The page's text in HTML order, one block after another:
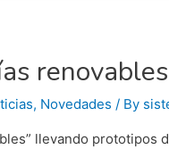
, Novedades / By
llevando